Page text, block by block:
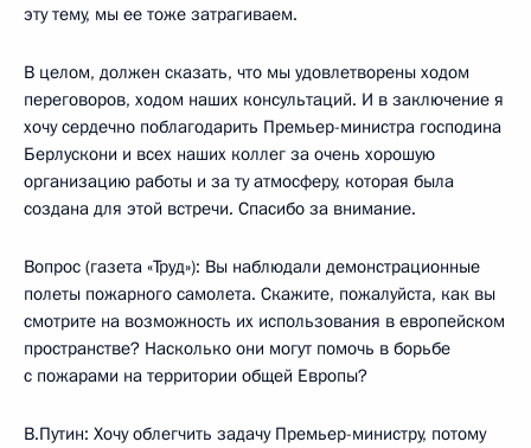
эту тему, мы ее тоже затрагиваем.
В целом, должен сказать, что мы удовлетворены ходом
переговоров, ходом наших консультаций. И в заключение я
хочу сердечно поблагодарить Премьер-министра господина
Берлускони и всех наших коллег за очень хорошую
организацию работы и за ту атмосферу, которая была
создана для этой встречи. Спасибо за внимание.
Вопрос (газета «Труд»): Вы наблюдали демонстрационные
полеты пожарного самолета. Скажите, пожалуйста, как вы
смотрите на возможность их использования в европейском
пространстве? Насколько они могут помочь в борьбе
с пожарами на территории общей Европы?
В.Путин: Хочу облегчить задачу Премьер-министру, потому